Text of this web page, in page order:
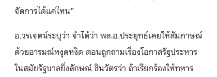
จัดการได้แค่ไหน”
อ.วรเจตน์ระบุว่า จำได้ว่า พล.อ.ประยุทธ์เคยให้สัมภาษณ์
ด้วยอารมณ์หงุดหงิด ตอนถูกถามเรื่องโอกาสรัฐประหาร
ในสมัยรัฐบาลยิ่งลักษณ์ ชินวัตรว่า ถ้าเรียกร้องให้ทหาร